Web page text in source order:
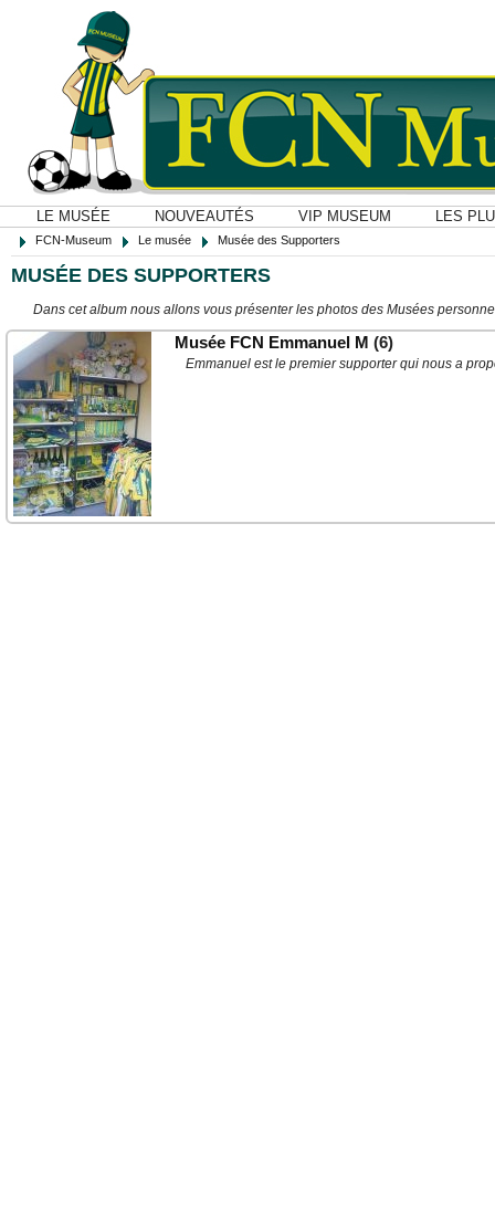
LE MUSÉE NOUVEAUTÉS VIP MUSEUM LES
FCN-Museum Le musée Musée des Supporters
MUSÉE DES SUPPORTERS
Dans cet album nous allons vous présenter les photos des Musées
Musée FCN Emmanuel M (6)
Emmanuel est le premier supporter qui nous a